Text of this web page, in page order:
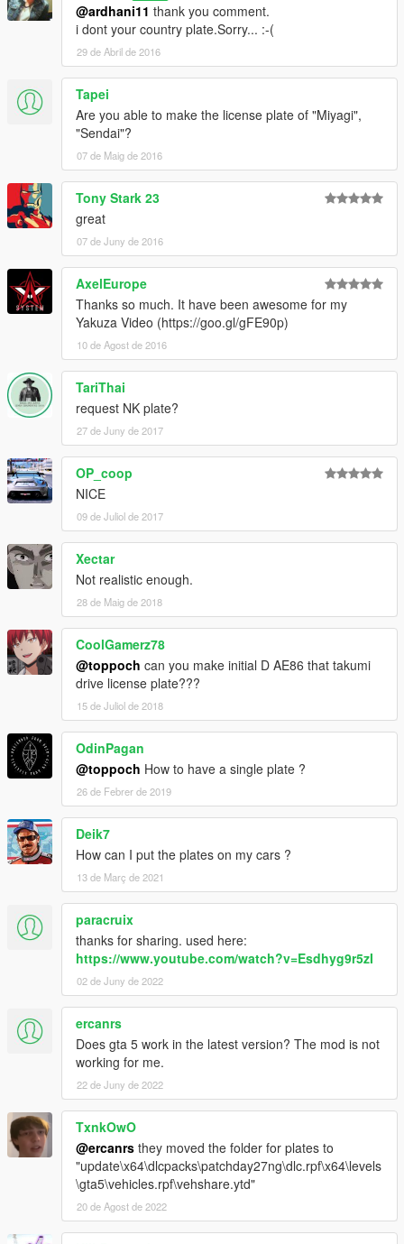
@ardhani11 thank you comment.
i dont your country plate.Sorry... :-(
29 de Abril de 2016
Tapei
Are you able to make the license plate of "Miyagi",
"Sendai"?
07 de Maig de 2016
Tony Stark 23
great
07 de Juny de 2016
AxelEurope
Thanks so much. It have been awesome for my
Yakuza Video (https://goo.gl/gFE90p)
10 de Agost de 2016
TariThai
request NK plate?
27 de Juny de 2017
OP_coop
NICE
09 de Juliol de 2017
Xectar
Not realistic enough.
28 de Maig de 2018
CoolGamerz78
@toppoch can you make initial D AE86 that takumi
drive license plate???
15 de Juliol de 2018
OdinPagan
@toppoch How to have a single plate ?
26 de Febrer de 2019
Deik7
How can I put the plates on my cars ?
13 de Març de 2021
paracruix
thanks for sharing. used here:
https://www.youtube.com/watch?v=Esdhyg9r5zI
02 de Juny de 2022
ercanrs
Does gta 5 work in the latest version? The mod is not
working for me.
22 de Juny de 2022
TxnkOwO
@ercanrs they moved the folder for plates to
"update\x64\dlcpacks\patchday27ng\dlc.rpf\x64\levels
\gta5\vehicles.rpf\vehshare.ytd"
20 de Agost de 2022